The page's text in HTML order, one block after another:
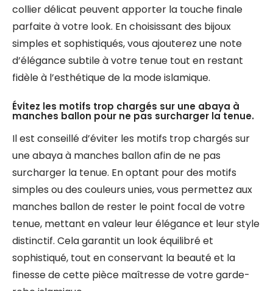
collier délicat peuvent apporter la touche finale
parfaite à votre look. En choisissant des bijoux
simples et sophistiqués, vous ajouterez une note
d’élégance subtile à votre tenue tout en restant
fidèle à l’esthétique de la mode islamique.
Évitez les motifs trop chargés sur une abaya à
manches ballon pour ne pas surcharger la tenue.
Il est conseillé d’éviter les motifs trop chargés sur
une abaya à manches ballon afin de ne pas
surcharger la tenue. En optant pour des motifs
simples ou des couleurs unies, vous permettez aux
manches ballon de rester le point focal de votre
tenue, mettant en valeur leur élégance et leur style
distinctif. Cela garantit un look équilibré et
sophistiqué, tout en conservant la beauté et la
finesse de cette pièce maîtresse de votre garde-